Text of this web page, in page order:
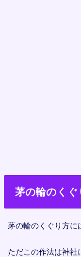
茅の輪のくぐ
茅の輪のくぐり方に
ただこの作法は神社